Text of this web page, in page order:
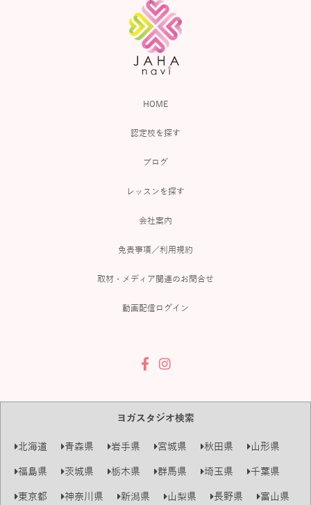
HOME
認定校を探す
ブログ
レッスンを探す
会社案内
免責事項／利用規約
取材・メディア関連のお問合せ
動画配信ログイン
ヨガスタジオ検索
北海道 青森県 岩手県 宮城県 秋田県
山形県
福島県
茨城県 栃木県 群馬県 埼玉県
千葉県
東京都
神奈川県 新潟県 山梨県 長野県 富山県